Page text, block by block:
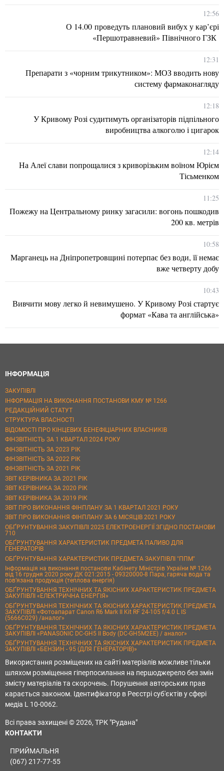
12:56
О 14.00 проведуть плановий вибух у кар’єрі
«Першотравневий» Північного ГЗК
12:31
Препарати з «чорним трикутником»: МОЗ вводить нову
систему фармаконагляду
12:18
У Кривому Розі судитимуть організаторів підпільного
виробництва алкоголю і цигарок
12:14
На Алеї слави попрощалися з криворізьким воїном Юрієм
Тісьменком
11:25
Пожежу на Центральному ринку загасили: вогонь пошкодив
200 кв. метрів
10:58
Марганець на Дніпропетровщині потерпає без води, її немає
вже четверту добу
10:43
Вивчити мову легко й невимушено. У Кривому Розі стартує
формат «Кава та англійська»
ІНФОРМАЦІЯ
ЗАКУПІВЛІ
ІНФОРМАЦІЯ НА ВИКОНАННЯ ПОСТАНОВИ КМУ № 1266
РЕДАКЦІЙНИЙ СТАТУТ
СТРУКТУРА ВЛАСНОСТІ
ВІДОМОСТІ ПРО КІНЦЕВИХ БЕНЕФІЦІАРНИХ ВЛАСНИКІВ
ФІНЗВІТНІСТЬ ЗА 1 КВАРТАЛ 2024 РОКУ
ФІНЗВІТНІСТЬ ЗА 2023 РІК
ФІНЗВІТНІСТЬ ЗА 2022 РІК
ФІНЗВІТНІСТЬ ЗА 2021 РІК
ЗВІТ КЕРІВНИКА ЗА 2021 РІК
ЗВІТ КЕРІВНИКА ЗА 2020 РІК
ЗВІТ КЕРІВНИКА ЗА 2019 РІК
ЗВІТ ПРО ВИКОНАННЯ ФІНПЛАНУ ЗА 1 КВАРТАЛ 2021 РОКУ
ЗВІТ ПРО ВИКОНАННЯ ФІНПЛАНУ ЗА 6 МІСЯЦІВ 2021 РОКУ
ОБҐРУНТУВАННЯ ЗАКУПІВЛІ 2025 ЕЛЕКТРОЕНЕРГІЇ ЗГІДНО ПОСТАНОВИ
710
ОБҐРУНТУВАННЯ ХАРАКТЕРИСТИК ПРЕДМЕТА ПАЛИВО ДЛЯ
ГЕНЕРАТОРІВ
ОБҐРУНТУВАННЯ ХАРАКТЕРИСТИК ПРЕДМЕТА ЗАКУПІВЛІ "ППМ"
Інформація на виконання постанови Кабінету Міністрів України № 1266
від 16 грудня 2020 року ДК 021:2015 - 09320000-8 Пара, гаряча вода та
пов’язана продукція (теплова енергія)
ОБҐРУНТУВАННЯ ТЕХНІЧНИХ ТА ЯКІСНИХ ХАРАКТЕРИСТИК ПРЕДМЕТА
ЗАКУПІВЛІ «ЕЛЕКТРИЧНА ЕНЕРГІЯ»
ОБҐРУНТУВАННЯ ТЕХНІЧНИХ ТА ЯКІСНИХ ХАРАКТЕРИСТИК ПРЕДМЕТА
ЗАКУПІВЛІ «Фотоапарат Canon R6 Mark II Kit RF 24-105 f/4.0 L IS
(5666C029) /аналог»
ОБҐРУНТУВАННЯ ТЕХНІЧНИХ ТА ЯКІСНИХ ХАРАКТЕРИСТИК ПРЕДМЕТА
ЗАКУПІВЛІ «PANASONIC DC-GH5 II Body (DC-GH5M2EE) / аналог»
ОБҐРУНТУВАННЯ ТЕХНІЧНИХ ТА ЯКІСНИХ ХАРАКТЕРИСТИК ПРЕДМЕТА
ЗАКУПІВЛІ «БЕНЗИН - 95 (ДЛЯ ГЕНЕРАТОРІВ)»
Використання розміщених на сайті матеріалів можливе тільки
шляхом розміщення гіперпосилання на першоджерело без змін
змісту матеріалів та скорочень. Порушення авторських прав
карається законом. Ідентифікатор в Реєстрі суб'єктів у сфері
медіа L 10-0062.
Всі права захищені © 2026, ТРК "Рудана"
КОНТАКТИ
ПРИЙМАЛЬНЯ
(067) 217-77-55